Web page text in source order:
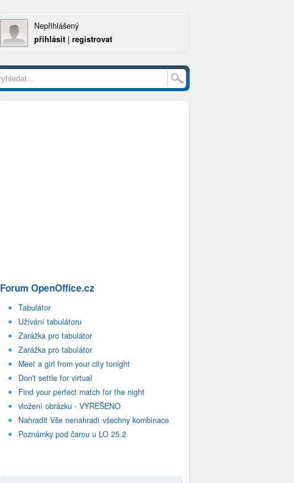
Nepřihlášený
přihlásit | registrovat
Forum OpenOffice.cz
Tabulátor
Užívání tabulátoru
Zarážka pro tabulátor
Zarážka pro tabulátor
Meet a girl from your city tonight
Don't settle for virtual
Find your perfect match for the night
vložení obrázku - VYŘEŠENO
Nahradit Vše nenahradí všechny kombinace
Poznámky pod čarou u LO 25.2